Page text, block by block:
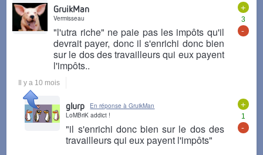
+
3
-
GruikMan
Vermisseau
"l'utra riche" ne paie pas les impôts qu'il
devrait payer, donc il s'enrichi donc bien
sur le dos des travailleurs qui eux payent
l'impôts..
Il y a 10 mois
+
1
-
glurp
En réponse à GruikMan
LoMBriK addict !
"il s'enrichi donc bien sur le dos des
travailleurs qui eux payent l'impôts"